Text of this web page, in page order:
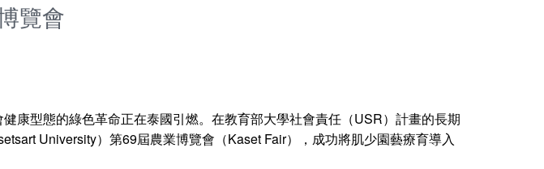
覽會
康型態的綠色革命正在泰國引燃。在教育部大學社會責任（USR）計畫的長期
University）第69屆農業博覽會（Kaset Fair），成功將肌少園藝療育導入